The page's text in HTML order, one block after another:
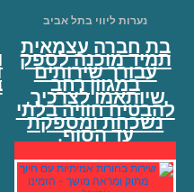
נערות ליווי בתל אביב
בת חברה עצמאית
תמיד מוכנה לספק
עבורך שירותים
במגוון רחב
שיותאמו לצרכיך,
להבטיח חוויה בלתי
נשכחת ומספקת
עד הסוף.